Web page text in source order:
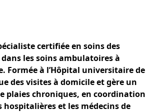
certifiée en soins des
les soins ambulatoires à
Formée à l’Hôpital universitaire de
des visites à domicile et gère un
plaies chroniques, en coordination
hospitalières et les médecins de